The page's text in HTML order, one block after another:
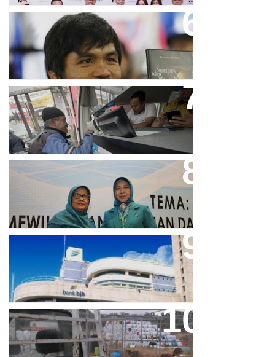
Dicibir Di Medsos, Manny
Pacquiao Tegaskan Pendirian
Tolak LGBT
Bjb T Samsat Manjakan Nasabah
Dalam Bayar Pajak Kendaraan
Perpres No.99/2017 Bisa Jadi
Acuan Semangat Pengabdian
Aher Minta Pemerintah Pusat
Masukan Kembali BJB Sebagai
Penyalur KUR
Paparan Pestisida Sebabkan
Parkinson Dan Kanker